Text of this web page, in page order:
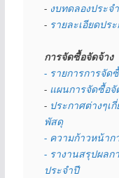
- งบทดลองประจ
- รายละเอียดปร
การจัดซื้อจัดจ้าง
- รายการการจัด
- แผนการจัดซื้อจั
- ประกาศต่างๆเ
พัสดุ
- ความก้าวหน้าก
- รางานสรุปผลก
ประจำปี